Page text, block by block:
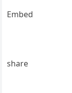
Embed
share